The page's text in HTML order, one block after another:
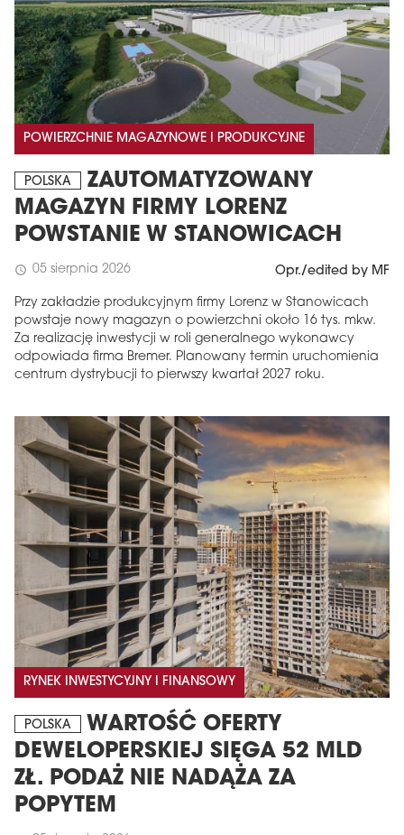
POWIERZCHNIE MAGAZYNOWE I PRODUKCYJNE
POLSKA
ZAUTOMATYZOWANY
MAGAZYN FIRMY LORENZ
POWSTANIE W STANOWICACH
schedule 05 sierpnia 2026 Opr./edited by MF
Przy zakładzie produkcyjnym firmy Lorenz w Stanowicach
powstaje nowy magazyn o powierzchni około 16 tys. mkw.
Za realizację inwestycji w roli generalnego wykonawcy
odpowiada firma Bremer. Planowany termin uruchomienia
centrum dystrybucji to pierwszy kwartał 2027 roku.
RYNEK INWESTYCYJNY I FINANSOWY
POLSKA
WARTOŚĆ OFERTY
DEWELOPERSKIEJ SIĘGA 52 MLD
ZŁ. PODAŻ NIE NADĄŻA ZA
POPYTEM